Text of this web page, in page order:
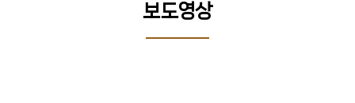
보도영상